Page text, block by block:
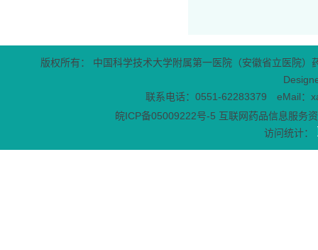
版权所有： 中国科学技术大学附属第一医院（安徽省立医院
联系电话：0551-62283379 eMail：
皖ICP备05009222号-5 互联网药品信息服务
访问统计：